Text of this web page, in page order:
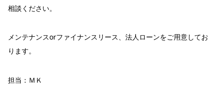
相談ください。
メンテナンスorファイナンスリース、法人ローンをご用意してお
ります。
担当：ＭＫ